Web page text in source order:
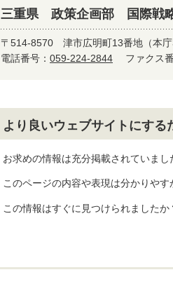
三重県 政策企画部 国際戦
〒514-8570 津市広明町13番地（本
電話番号： 059-224-2844 ファクス
より良いウェブサイトにす
お求めの情報は充分掲載されていまし
このページの内容や表現は分かりやす
この情報はすぐに見つけられましたか